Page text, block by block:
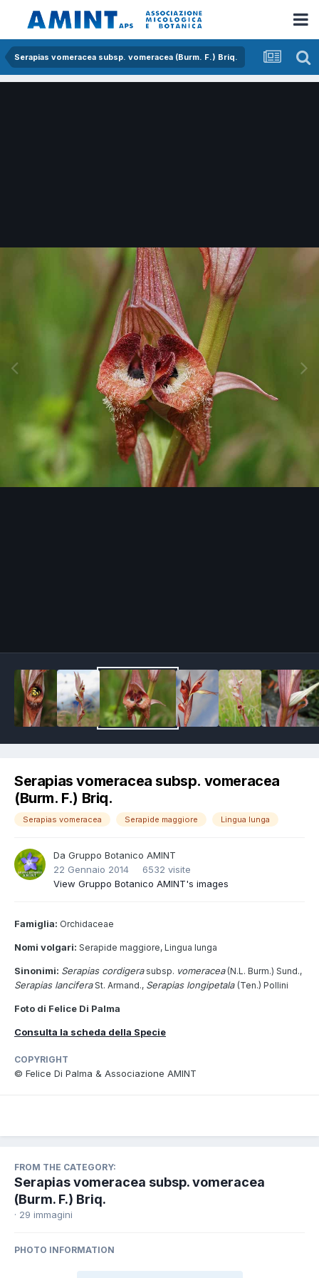
Serapias vomeracea subsp. vomeracea (Burm. F.) Briq.
Serapias vomeracea subsp. vomeracea
(Burm. F.) Briq.
Serapias vomeracea Serapide maggiore Lingua lunga
Da Gruppo Botanico AMINT
22 Gennaio 2014
6532 visite
View Gruppo Botanico AMINT's images
Famiglia: Orchidaceae
Nomi volgari: Serapide maggiore, Lingua lunga
Sinonimi: Serapias cordigerasubsp. vomeracea(N.L. Burm.) Sund.,
Serapias lanciferaSt. Armand., Serapias longipetala (Ten.) Pollini
Foto di Felice Di Palma
Consulta la scheda della Specie
COPYRIGHT
© Felice Di Palma & Associazione AMINT
FROM THE CATEGORY:
Serapias vomeracea subsp. vomeracea
(Burm. F.) Briq.
· 29 immagini
PHOTO INFORMATION